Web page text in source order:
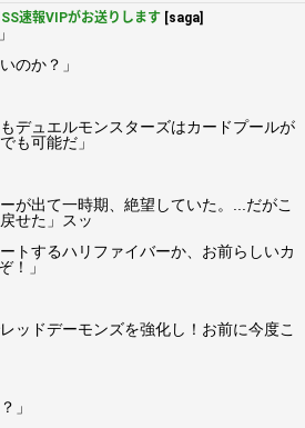
速報VIPがお送りします [saga]
のか？」
デュエルモンスターズはカードプールが
も可能だ」
が出て一時期、絶望していた。...だがこ
せた」スッ
トするハリファイバーか、お前らしいカ
！」
ッドデーモンズを強化し！お前に今度こ
」